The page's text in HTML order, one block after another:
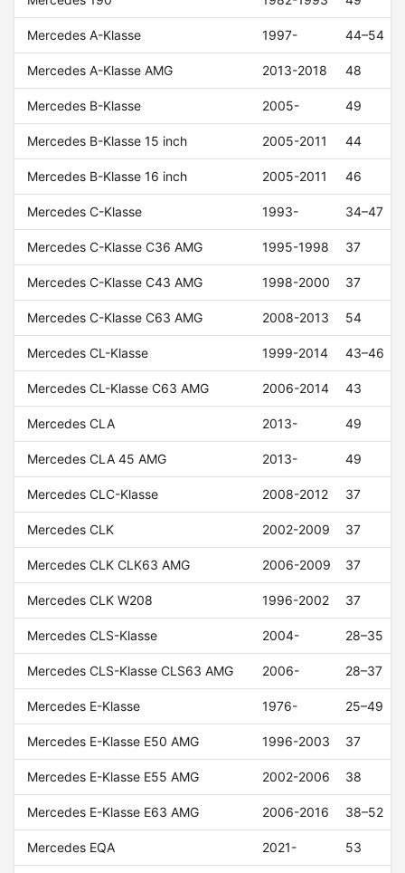
Mercedes A-Klasse 1997- 44–54
Mercedes A-Klasse AMG 2013-2018 48
Mercedes B-Klasse 2005- 49
Mercedes B-Klasse 15 inch 2005-2011 44
Mercedes B-Klasse 16 inch 2005-2011 46
Mercedes C-Klasse 1993- 34–47
Mercedes C-Klasse C36 AMG 1995-1998 37
Mercedes C-Klasse C43 AMG 1998-2000 37
Mercedes C-Klasse C63 AMG 2008-2013 54
Mercedes CL-Klasse 1999-2014 43–46
Mercedes CL-Klasse C63 AMG 2006-2014 43
Mercedes CLA 2013- 49
Mercedes CLA 45 AMG 2013- 49
Mercedes CLC-Klasse 2008-2012 37
Mercedes CLK 2002-2009 37
Mercedes CLK CLK63 AMG 2006-2009 37
Mercedes CLK W208 1996-2002 37
Mercedes CLS-Klasse 2004- 28–35
Mercedes CLS-Klasse CLS63 AMG 2006- 28–37
Mercedes E-Klasse 1976- 25–49
Mercedes E-Klasse E50 AMG 1996-2003 37
Mercedes E-Klasse E55 AMG 2002-2006 38
Mercedes E-Klasse E63 AMG 2006-2016 38–52
Mercedes EQA 2021- 53